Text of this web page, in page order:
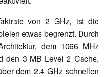
von 2 GHz, ist die
etwas begrenzt. Durch
dem 1066 MHz
den 3 MB Level 2 Cache,
dem 2.4 GHz schnellen